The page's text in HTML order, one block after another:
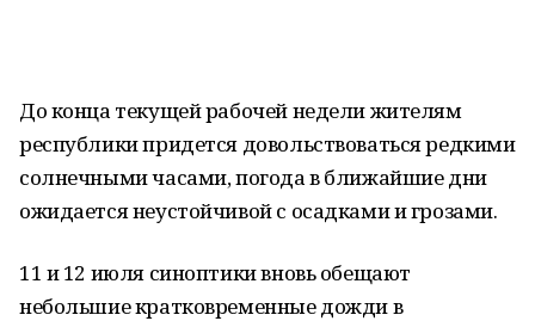
До конца текущей рабочей недели жителям
республики придется довольствоваться редкими
солнечными часами, погода в ближайшие дни
ожидается неустойчивой с осадками и грозами.
11 и 12 июля синоптики вновь обещают
небольшие кратковременные дожди в